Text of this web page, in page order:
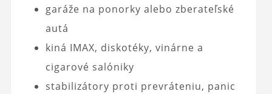
garáže na ponorky alebo zberateľské
autá
kiná IMAX, diskotéky, vinárne a
cigarové salóniky
stabilizátory proti prevráteniu, panic